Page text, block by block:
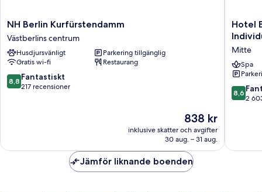
NH
Berlin
Kurfürstendamm
Västberlins
centrum
NH Berlin Kurfürstendamm
Västberlins centrum
Husdjursvänligt
Parkering tillgänglig
Gratis wi-fi
Restaurang
8.8
av
8,8 Fantastiskt
217 recensioner
Priset
är
838 kr
838 kr
inklusive skatter och avgifter
30 aug. – 31 aug.
Hotel
Berlin,
a
member
of
Hotel
Mitte
Spa
8.6
av
8,6
2
Jämför liknande boenden